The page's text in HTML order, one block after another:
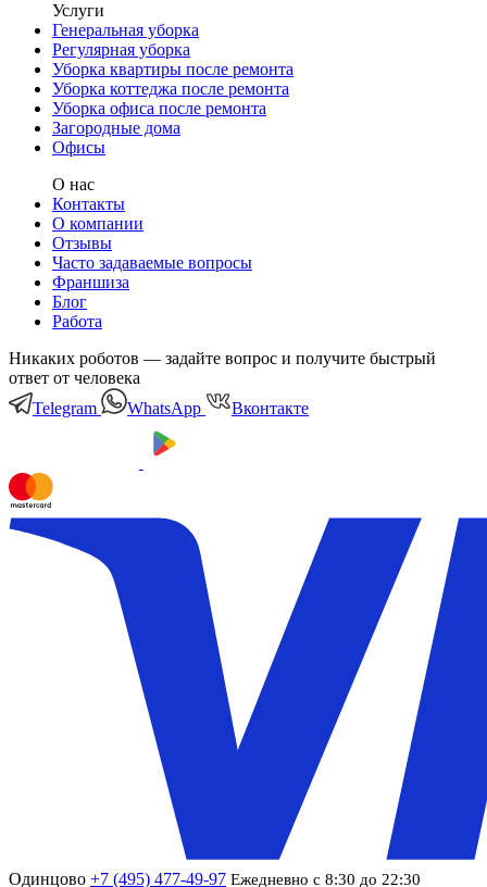
Услуги
Генеральная уборка
Регулярная уборка
Уборка квартиры после ремонта
Уборка коттеджа после ремонта
Уборка офиса после ремонта
Загородные дома
Офисы
О нас
Контакты
О компании
Отзывы
Часто задаваемые вопросы
Франшиза
Блог
Работа
Никаких роботов — задайте вопрос и получите быстрый
ответ от человека
Telegram
WhatsApp Вконтакте
Одинцово +7 (495) 477-49-97 Ежедневно с 8:30 до 22:30